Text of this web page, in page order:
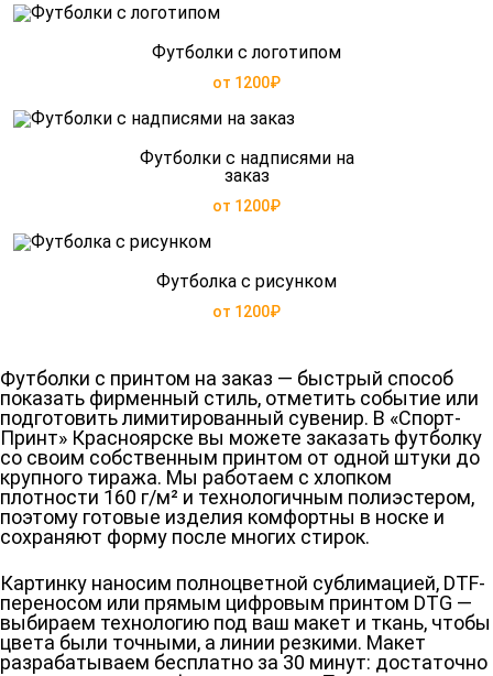
Футболки с логотипом
от 1200₽
Футболки с надписями на
заказ
от 1200₽
Футболка с рисунком
от 1200₽
Футболки с принтом на заказ — быстрый способ
показать фирменный стиль, отметить событие или
подготовить лимитированный сувенир. В «Спорт-
Принт» Красноярске вы можете заказать футболку
со своим собственным принтом от одной штуки до
крупного тиража. Мы работаем с хлопком
плотности 160 г/м² и технологичным полиэстером,
поэтому готовые изделия комфортны в носке и
сохраняют форму после многих стирок.
Картинку наносим полноцветной сублимацией, DTF-
переносом или прямым цифровым принтом DTG —
выбираем технологию под ваш макет и ткань, чтобы
цвета были точными, а линии резкими. Макет
разрабатываем бесплатно за 30 минут: достаточно